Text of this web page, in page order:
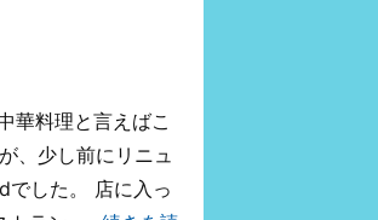
華料理と言えばこ
、少し前にリニュ
でした。 店に入っ